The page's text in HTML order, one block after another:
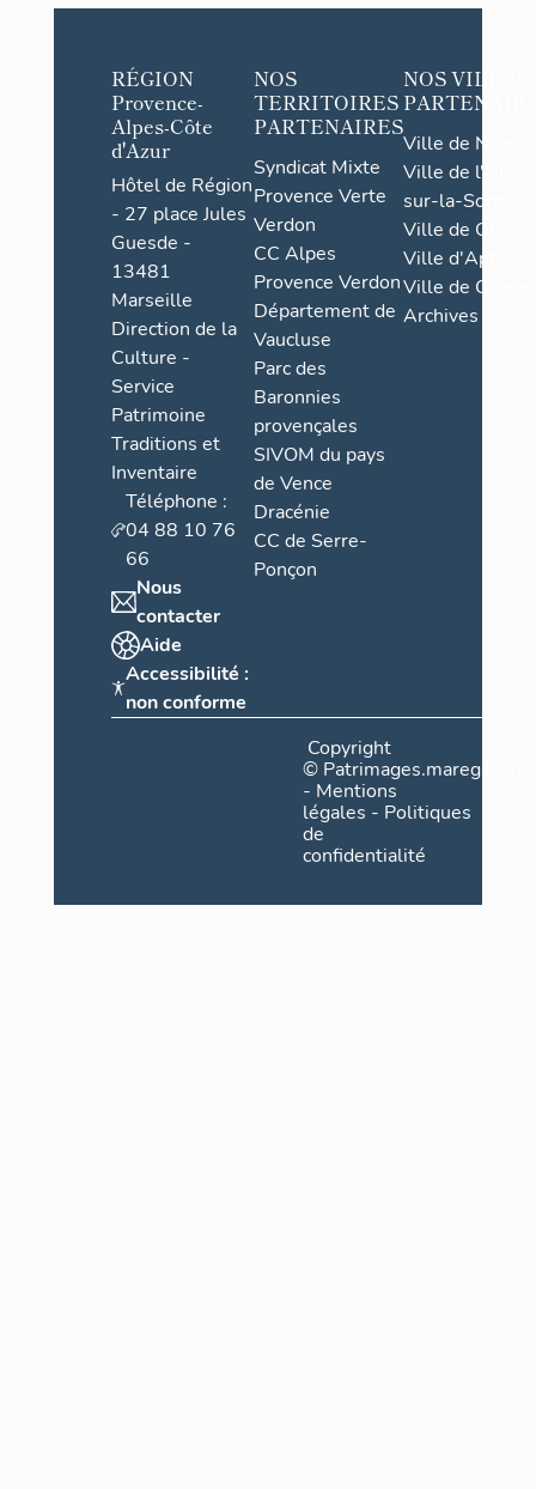
RÉGION
Provence-
Alpes-Côte
d'Azur
Hôtel de Région
- 27 place Jules
Guesde -
13481
Marseille
Direction de la
Culture -
Service
Patrimoine
Traditions et
Inventaire
Téléphone :
04 88 10 76
66
Nous
contacter
Aide
Accessibilité :
non conforme
NOS
TERRITOIRES
PARTENAIRES
Syndicat Mixte
Provence Verte
Verdon
CC Alpes
Provence Verdon
Département de
Vaucluse
Parc des
Baronnies
provençales
SIVOM du pays
de Vence
Dracénie
CC de Serre-
Ponçon
NOS VILLES
Ville de Nice
Ville de l'Isle-
sur-la-Sorgue
Ville de Grasse
Ville d'Apt
Ville de
Archives
Copyright
©
- Mentions
légales - Politiques
de
confidentialité